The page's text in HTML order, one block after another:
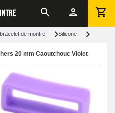
de montre Silicone
20 mm Caoutchouc Violet